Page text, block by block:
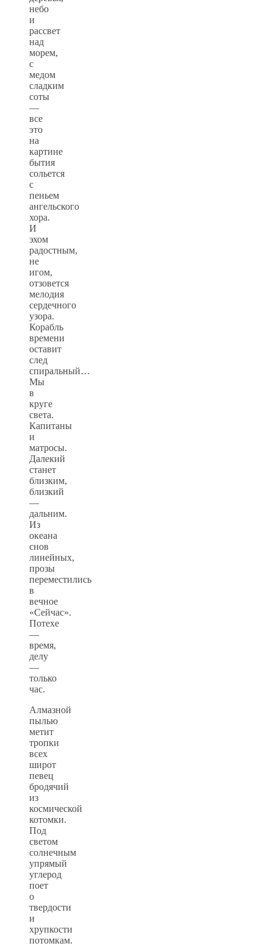
небо
и
рассвет
над
морем,
с
медом
сладким
соты
—
все
это
на
картине
бытия
сольется
с
пеньем
ангельского
хора.
И
эхом
радостным,
не
игом,
отзовется
мелодия
сердечного
узора.
Корабль
времени
оставит
след
спиральный…
Мы
в
круге
света.
Капитаны
и
матросы.
Далекий
станет
близким,
близкий
—
дальним.
Из
океана
снов
линейных,
прозы
переместились
в
вечное
«Сейчас».
Потехе
—
время,
делу
—
только
час.
Алмазной
пылью
метит
тропки
всех
широт
певец
бродячий
из
космической
котомки.
Под
светом
солнечным
упрямый
углерод
поет
о
твердости
и
хрупкости
потомкам.